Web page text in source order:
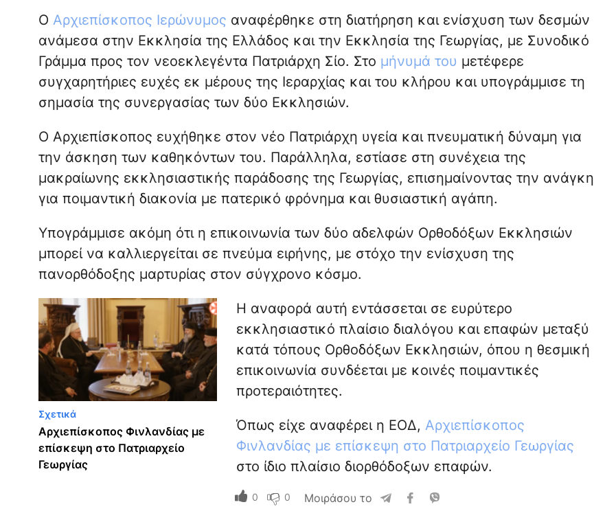
Ο Αρχιεπίσκοπος Ιερώνυμος αναφέρθηκε στη διατήρηση και ενίσχυση των δεσμών
ανάμεσα στην Εκκλησία της Ελλάδος και την Εκκλησία της Γεωργίας, με Συνοδικό
Γράμμα προς τον νεοεκλεγέντα Πατριάρχη Σίο. Στο μήνυμά του μετέφερε
συγχαρητήριες ευχές εκ μέρους της Ιεραρχίας και του κλήρου και υπογράμμισε τη
σημασία της συνεργασίας των δύο Εκκλησιών.
Ο Αρχιεπίσκοπος ευχήθηκε στον νέο Πατριάρχη υγεία και πνευματική δύναμη για
την άσκηση των καθηκόντων του. Παράλληλα, εστίασε στη συνέχεια της
μακραίωνης εκκλησιαστικής παράδοσης της Γεωργίας, επισημαίνοντας την ανάγκη
για ποιμαντική διακονία με πατερικό φρόνημα και θυσιαστική αγάπη.
Υπογράμμισε ακόμη ότι η επικοινωνία των δύο αδελφών Ορθοδόξων Εκκλησιών
μπορεί να καλλιεργείται σε πνεύμα ειρήνης, με στόχο την ενίσχυση της
πανορθόδοξης μαρτυρίας στον σύγχρονο κόσμο.
Σχετικά
Αρχιεπίσκοπος Φινλανδίας με
επίσκεψη στο Πατριαρχείο
Γεωργίας
Η αναφορά αυτή εντάσσεται σε ευρύτερο
εκκλησιαστικό πλαίσιο διαλόγου και επαφών μεταξύ
κατά τόπους Ορθοδόξων Εκκλησιών, όπου η θεσμική
επικοινωνία συνδέεται με κοινές ποιμαντικές
προτεραιότητες.
Όπως είχε αναφέρει η ΕΟΔ, Αρχιεπίσκοπος
Φινλανδίας με επίσκεψη στο Πατριαρχείο Γεωργίας
στο ίδιο πλαίσιο διορθόδοξων επαφών.
0 0 Μοιράσου το